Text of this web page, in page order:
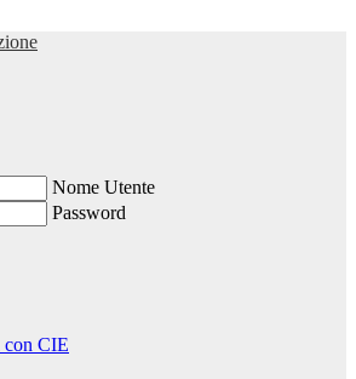
Nome Utente
Password
con CIE